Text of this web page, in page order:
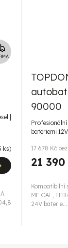
Z
D
|
ks)
90000
bateriemi
17 678 Kč
21
Kompatibilní
MF CAL,
24V baterie...